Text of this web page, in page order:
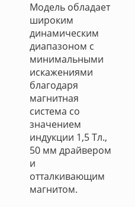
Модель обладает
широким
динамическим
диапазоном с
минимальными
искажениями
благодаря
магнитная
система со
значением
индукции 1,5 Тл.,
50 мм драйвером
и
отталкивающим
магнитом.